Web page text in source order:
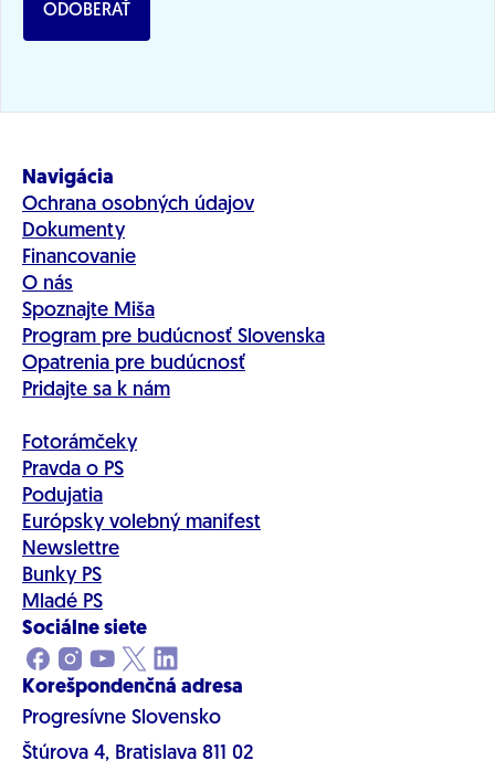
ODOBERAŤ
Navigácia
Ochrana osobných údajov
Dokumenty
Financovanie
O nás
Spoznajte Miša
Program pre budúcnosť Slovenska
Opatrenia pre budúcnosť
Pridajte sa k nám
Fotorámčeky
Pravda o PS
Podujatia
Európsky volebný manifest
Newslettre
Bunky PS
Mladé PS
Sociálne siete
Korešpondenčná adresa
Progresívne Slovensko
Štúrova 4, Bratislava 811 02